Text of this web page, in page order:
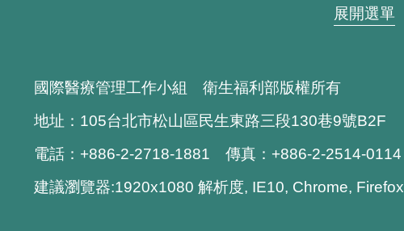
展開選單
國際醫療管理工作小組 衛生福利部版權所有
地址：105台北市松山區民生東路三段130巷9號B2F
電話：+886-2-2718-1881 傳真：+886-2-2514-0114
建議瀏覽器:1920x1080 解析度, IE10, Chrome, Firefox